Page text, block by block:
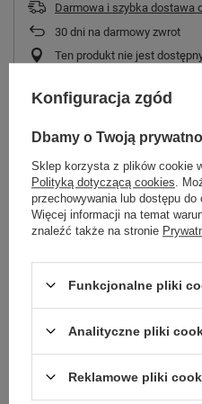
Darmowa i szybka dostawa
30 dni na darmowy zwrot
Ten produkt nie jest
Odroczone płatności. Kup
ButyNew Balance YV500RI
Buty dziecięce zapinane na rzep,
zapewniających odpowiednią
Podeszwa wykonana z pianki
Marka
Konfiguracja zgód
Dbamy o Twoją
Sklep korzysta z plików cookie
Polityką dotyczącą cookies .
przechowywania lub dostępu do
Więcej informacji na temat
znaleźć także na stronie
Funkcjonalne pliki
Analityczne pliki
Reklamowe pliki